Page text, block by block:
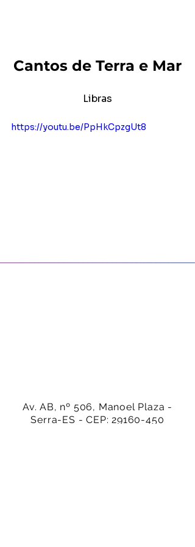
Cantos de Terra e Mar
Libras
https://youtu.be/PpHkCpzgUt8
Av. AB, nº 506, Manoel Plaza -
Serra-ES - CEP: 29160-450